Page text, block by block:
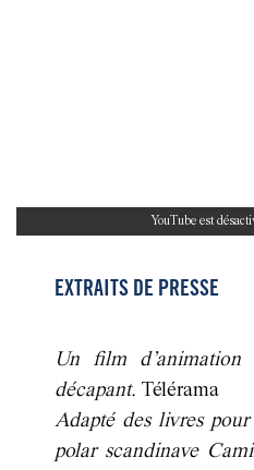
YouTube est
EXTRAITS DE PRESSE
Un film
décapant. Télérama
Adapté des livres
polar scandinave